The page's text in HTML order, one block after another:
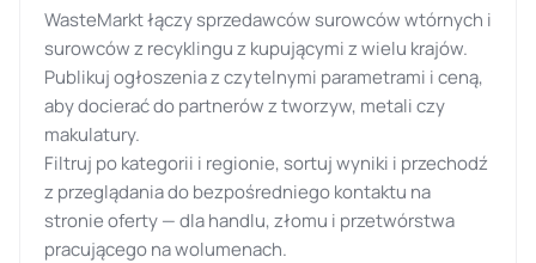
WasteMarkt łączy sprzedawców surowców wtórnych i
surowców z recyklingu z kupującymi z wielu krajów.
Publikuj ogłoszenia z czytelnymi parametrami i ceną,
aby docierać do partnerów z tworzyw, metali czy
makulatury.
Filtruj po kategorii i regionie, sortuj wyniki i przechodź
z przeglądania do bezpośredniego kontaktu na
stronie oferty — dla handlu, złomu i przetwórstwa
pracującego na wolumenach.